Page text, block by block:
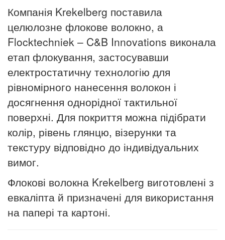
Компанія Krekelberg поставила
целюлозне флокове волокно, а
Flocktechniek – C&B Innovations виконала
етап флокування, застосувавши
електростатичну технологію для
рівномірного нанесення волокон і
досягнення однорідної тактильної
поверхні. Для покриття можна підібрати
колір, рівень глянцю, візерунки та
текстуру відповідно до індивідуальних
вимог.
Флокові волокна Krekelberg виготовлені з
евкаліпта й призначені для використання
на папері та картоні.